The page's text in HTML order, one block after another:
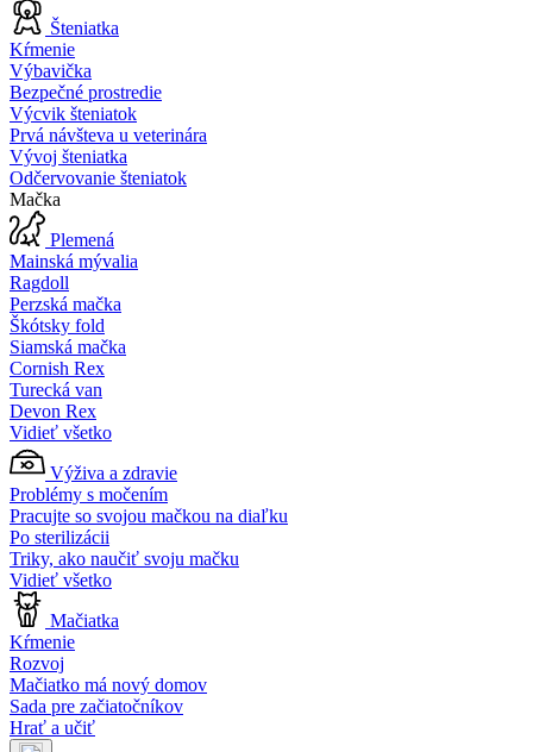
Šteniatka
Kŕmenie
Výbavička
Bezpečné prostredie
Výcvik šteniatok
Prvá návšteva u veterinára
Vývoj šteniatka
Odčervovanie šteniatok
Mačka
Plemená
Mainská mývalia
Ragdoll
Perzská mačka
Škótsky fold
Siamská mačka
Cornish Rex
Turecká van
Devon Rex
Vidieť všetko
Výživa a zdravie
Problémy s močením
Pracujte so svojou mačkou na diaľku
Po sterilizácii
Triky, ako naučiť svoju mačku
Vidieť všetko
Mačiatka
Kŕmenie
Rozvoj
Mačiatko má nový domov
Sada pre začiatočníkov
Hrať a učiť